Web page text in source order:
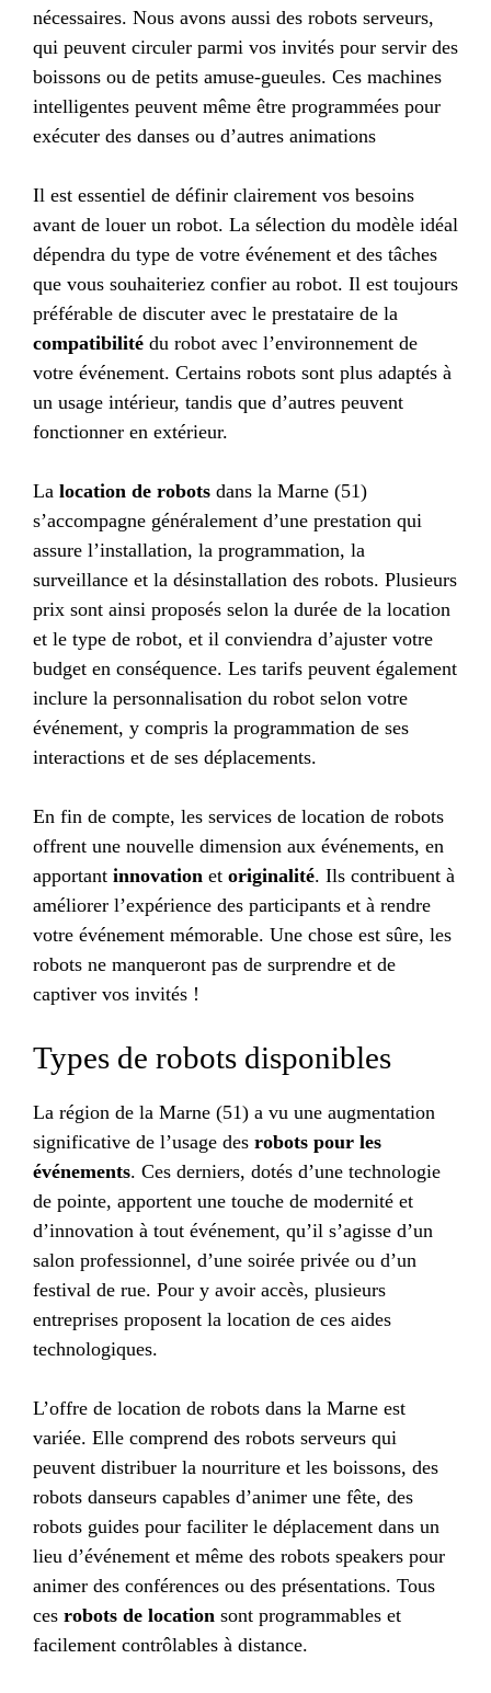
nécessaires. Nous avons aussi des robots serveurs,
qui peuvent circuler parmi vos invités pour servir des
boissons ou de petits amuse-gueules. Ces machines
intelligentes peuvent même être programmées pour
exécuter des danses ou d’autres animations
Il est essentiel de définir clairement vos besoins
avant de louer un robot. La sélection du modèle idéal
dépendra du type de votre événement et des tâches
que vous souhaiteriez confier au robot. Il est toujours
préférable de discuter avec le prestataire de la
compatibilité du robot avec l’environnement de
votre événement. Certains robots sont plus adaptés à
un usage intérieur, tandis que d’autres peuvent
fonctionner en extérieur.
La location de robots dans la Marne (51)
s’accompagne généralement d’une prestation qui
assure l’installation, la programmation, la
surveillance et la désinstallation des robots. Plusieurs
prix sont ainsi proposés selon la durée de la location
et le type de robot, et il conviendra d’ajuster votre
budget en conséquence. Les tarifs peuvent également
inclure la personnalisation du robot selon votre
événement, y compris la programmation de ses
interactions et de ses déplacements.
En fin de compte, les services de location de robots
offrent une nouvelle dimension aux événements, en
apportant innovation et originalité. Ils contribuent à
améliorer l’expérience des participants et à rendre
votre événement mémorable. Une chose est sûre, les
robots ne manqueront pas de surprendre et de
captiver vos invités !
Types de robots disponibles
La région de la Marne (51) a vu une augmentation
significative de l’usage des robots pour les
événements. Ces derniers, dotés d’une technologie
de pointe, apportent une touche de modernité et
d’innovation à tout événement, qu’il s’agisse d’un
salon professionnel, d’une soirée privée ou d’un
festival de rue. Pour y avoir accès, plusieurs
entreprises proposent la location de ces aides
technologiques.
L’offre de location de robots dans la Marne est
variée. Elle comprend des robots serveurs qui
peuvent distribuer la nourriture et les boissons, des
robots danseurs capables d’animer une fête, des
robots guides pour faciliter le déplacement dans un
lieu d’événement et même des robots speakers pour
animer des conférences ou des présentations. Tous
ces robots de location sont programmables et
facilement contrôlables à distance.